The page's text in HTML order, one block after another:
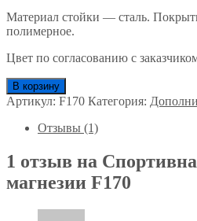
Материал стойки — сталь.
полимерное.
Цвет по согласованию с
В корзину
Артикул: F170 Категория:
Отзывы (1)
1 отзыв на
магнезии F170